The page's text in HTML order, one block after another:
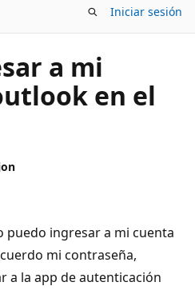
Iniciar sesión
a mi
en el
puedo ingresar a mi cuenta
mi contraseña,
a la app de autenticación